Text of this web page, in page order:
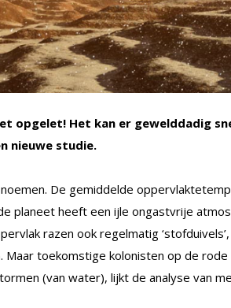
opgelet! Het kan er gewelddadig
nieuwe studie.
De gemiddelde
planeet heeft een ijle ongastvrije
razen ook regelmatig
Maar toekomstige kolonisten op de rode
(van water), lijkt de analyse van